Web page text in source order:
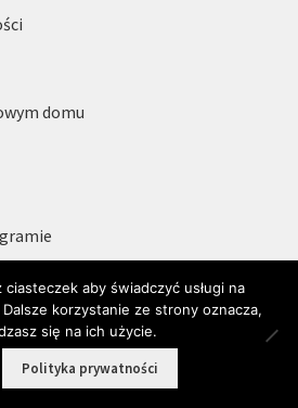
domu
aby świadczyć usługi na
korzystanie ze strony oznacza,
się na ich użycie.
Polityka prywatności